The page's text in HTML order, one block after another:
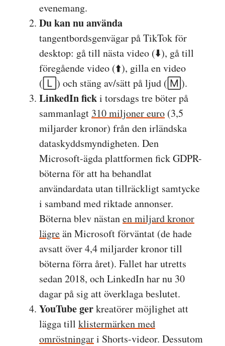
evenemang.
Du kan nu använda
tangentbordsgenvägar på TikTok för
desktop: gå till nästa video (⬇️), gå till
föregående video (⬆️), gilla en video
(🄻) och stäng av/sätt på ljud (🄼).
LinkedIn ficki torsdags tre böter på
sammanlagt 310 miljoner euro (3,5
miljarder kronor) från den irländska
dataskyddsmyndigheten. Den
Microsoft-ägda plattformen fick GDPR-
böterna för att ha behandlat
användardata utan tillräckligt samtycke
i samband med riktade annonser.
Böterna blev nästanen miljard kronor
lägreän Microsoft förväntat (de hade
avsatt över 4,4 miljarder kronor till
böterna förra året). Fallet har utretts
sedan 2018, och LinkedIn har nu 30
dagar på sig att överklaga beslutet.
YouTube gerkreatörer möjlighet att
lägga till klistermärken med
omröstningari Shorts-videor. Dessutom